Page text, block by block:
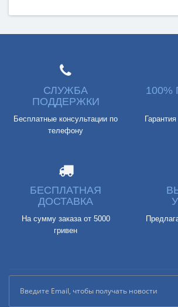
СЛУЖБА
ПОДДЕРЖКИ
Бесплатные консультации по
телефону
БЕСПЛАТНАЯ
ДОСТАВКА
На сумму заказа от 5000
гривен